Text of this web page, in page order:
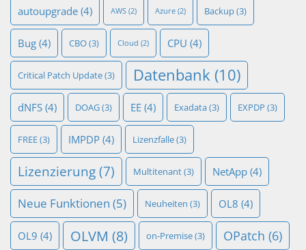
autoupgrade (4) AWS (2) Azure (2) Backup(3)
Bug (4) CBO(3) Cloud (2) CPU (4)
Critical Patch Update(3) Datenbank (10)
dNFS (4) DOAG(3) EE (4) Exadata(3) EXPDP (3)
FREE(3) IMPDP (4) Lizenzfalle(3)
Lizenzierung(7) Multitenant(3) NetApp (4)
Neue Funktionen (5) Neuheiten (3) OL8 (4)
OL9 (4) OLVM (8) on-Premise(3) OPatch (6)